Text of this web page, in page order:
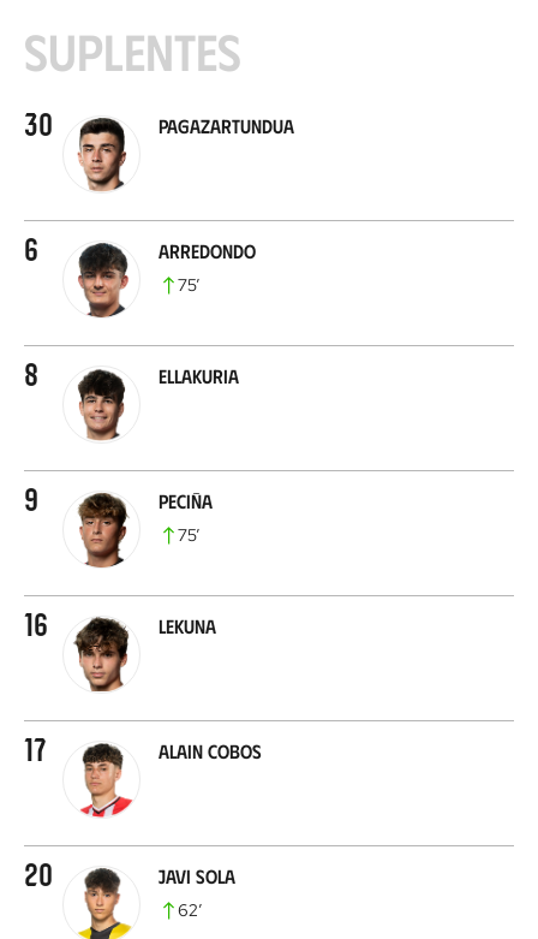
Suplentes
30 Pagazartundua
6 Arredondo
75’
8 Ellakuria
9 Peciña
75’
16 Lekuna
17 Alain Cobos
20 Javi Sola
62’